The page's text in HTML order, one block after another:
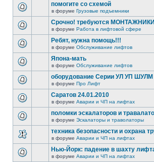
помогите со схемой
в форуме Грузовые подъемники
Срочно! требуются
в форуме Работа в лифтовой сфере
Ребят, нужна помощь!!!
в форуме Обслуживание лифтов
Япона-мать
в форуме Обслуживание лифтов
оборудование Серии УЛ УП ШУЛМ
в форуме Про Лифт
Саратов 24.01.2010
в форуме Аварии и ЧП на лифтах
поломки эскалаторов и
в форуме Эскалаторы и траволаторы
техника безопасности и охрана
в форуме Аварии и ЧП на лифтах
Нью-Йорк: падение в шахту
в форуме Аварии и ЧП на лифтах